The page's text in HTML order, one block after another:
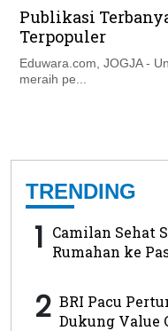
Publikasi
Terpopuler
Eduwara.com, JOGJA -
meraih pe...
TRENDING
1 Camilan Sehat
Rumahan ke
2 BRI Pacu
Dukung Value